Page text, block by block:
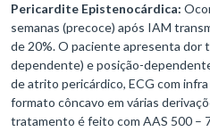
Pericardite Epistenocárdica:
semanas (precoce) após IAM
de 20%. O paciente apresenta dor
dependente) e posição-
de atrito pericárdico, ECG com
formato côncavo em várias
tratamento é feito com AAS 500 –